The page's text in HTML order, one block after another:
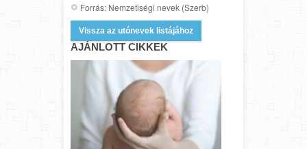
Forrás: Nemzetiségi nevek (Szerb)
Vissza az utónevek listájához
AJÁNLOTT CIKKEK